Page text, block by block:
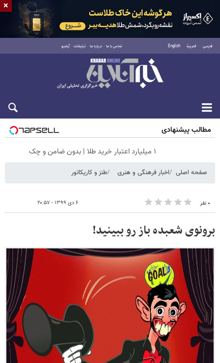
فارسی العربية English تماس با ما درباره ما تبلیغات آرشیو
جمعه ۱۶ مرداد ۱۴۰۵
مطالب پیشنهادی
۱ میلیارد اعتبار خرید طلا | بدون ضامن و چک
صفحه اصلی اخبار فرهنگی و هنری طنز و کاریکاتور
۰ نفر ۶ دی ۱۳۹۹ - ۲۰:۵۷
برونوی شعبده باز رو ببینید!
×